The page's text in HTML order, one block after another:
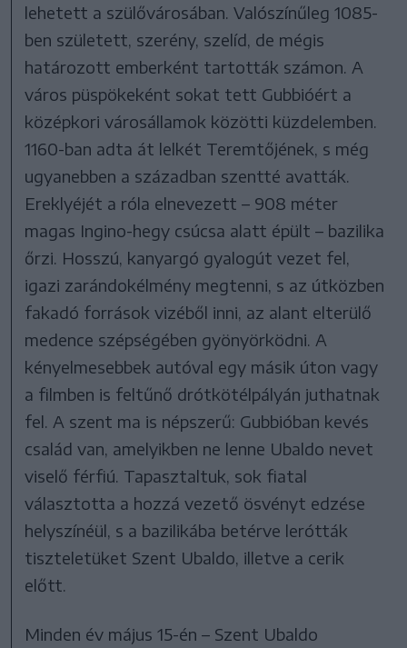
lehetett a szülővárosában. Valószínűleg 1085-
ben született, szerény, szelíd, de mégis
határozott emberként tartották számon. A
város püspökeként sokat tett Gubbióért a
középkori városállamok közötti küzdelemben.
1160-ban adta át lelkét Teremtőjének, s még
ugyanebben a században szentté avatták.
Ereklyéjét a róla elnevezett – 908 méter
magas Ingino-hegy csúcsa alatt épült – bazilika
őrzi. Hosszú, kanyargó gyalogút vezet fel,
igazi zarándokélmény megtenni, s az útközben
fakadó források vizéből inni, az alant elterülő
medence szépségében gyönyörködni. A
kényelmesebbek autóval egy másik úton vagy
a filmben is feltűnő drótkötélpályán juthatnak
fel. A szent ma is népszerű: Gubbióban kevés
család van, amelyikben ne lenne Ubaldo nevet
viselő férfiú. Tapasztaltuk, sok fiatal
választotta a hozzá vezető ösvényt edzése
helyszínéül, s a bazilikába betérve lerótták
tiszteletüket Szent Ubaldo, illetve a cerik
előtt.
Minden év május 15-én – Szent Ubaldo